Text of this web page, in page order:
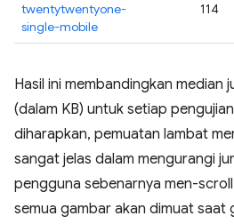
twentytwentyone-
single-mobile
114
Hasil ini membandingkan median
(dalam KB) untuk setiap
diharapkan, pemuatan lambat
sangat jelas dalam mengurangi
pengguna sebenarnya men-
semua gambar akan dimuat